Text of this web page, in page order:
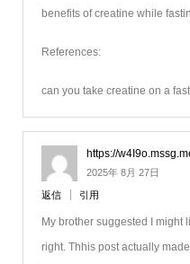
benefits of creatine while
References:
can you take creatine on a
https://
2025年 8月 27日
返信 引用
My brother suggested I might
right. Thhis post actually